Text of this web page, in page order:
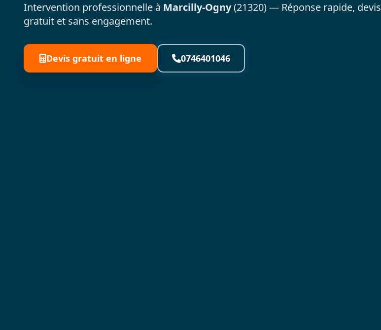
Intervention professionnelle à Marcilly-Ogny(21320) — Réponse rapide, devis
gratuit et sans engagement.
Devis gratuit en ligne 0746401046